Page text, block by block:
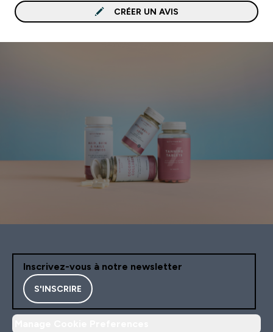
CRÉER UN AVIS
Inscrivez-vous à notre newsletter
S'INSCRIRE